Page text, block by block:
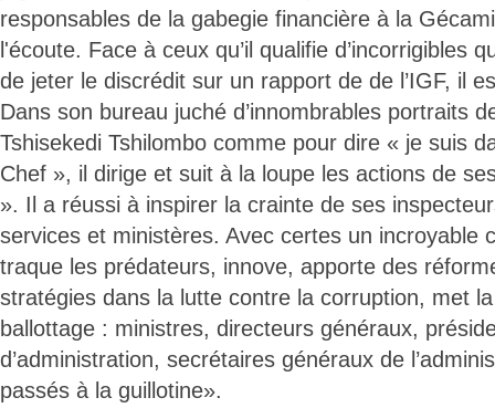
responsables de la gabegie financière à la
l'écoute. Face à ceux qu’il qualifie d’incorrigibles
de jeter le discrédit sur un rapport de de l’IGF, il
Dans son bureau juché d’innombrables portraits
Tshisekedi Tshilombo comme pour dire « je suis
Chef », il dirige et suit à la loupe les actions de
». Il a réussi à inspirer la crainte de ses
services et ministères. Avec certes un incroyable
traque les prédateurs, innove, apporte des
stratégies dans la lutte contre la corruption, met
ballottage : ministres, directeurs généraux,
d’administration, secrétaires généraux de
passés à la guillotine».